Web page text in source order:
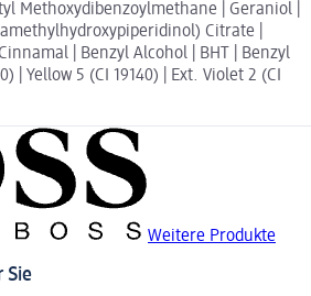
Methoxydibenzoylmethane | Geraniol |
Citrate |
| Benzyl Alcohol | BHT | Benzyl
| Yellow 5 (CI 19140) | Ext. Violet 2 (CI
Weitere Produkte
Sie